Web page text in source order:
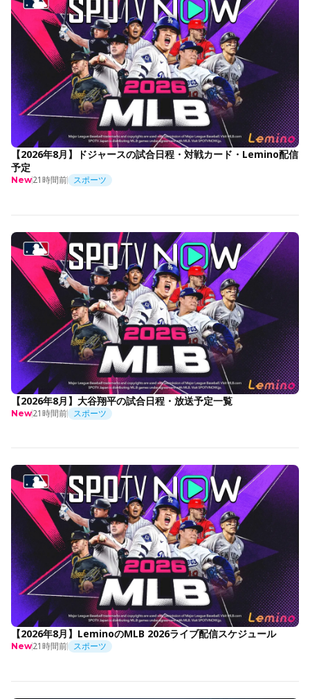
【2026年8月】ドジャースの試合日程・対戦カード・Lemino配信
予定
New21時間前 スポーツ
【2026年8月】大谷翔平の試合日程・放送予定一覧
New21時間前 スポーツ
【2026年8月】LeminoのMLB 2026ライブ配信スケジュール
New21時間前 スポーツ